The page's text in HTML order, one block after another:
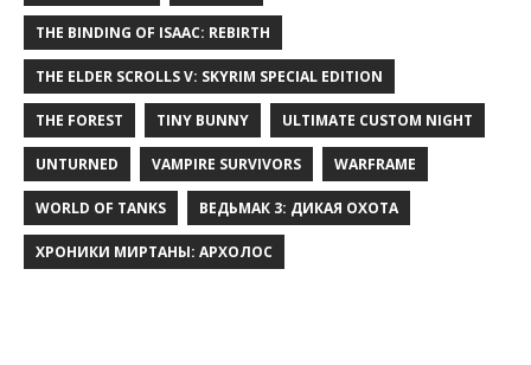
THE BINDING OF ISAAC: REBIRTH
THE ELDER SCROLLS V: SKYRIM SPECIAL EDITION
THE FOREST TINY BUNNY ULTIMATE CUSTOM NIGHT
UNTURNED VAMPIRE SURVIVORS WARFRAME
WORLD OF TANKS ВЕДЬМАК 3: ДИКАЯ ОХОТА
ХРОНИКИ МИРТАНЫ: АРХОЛОС